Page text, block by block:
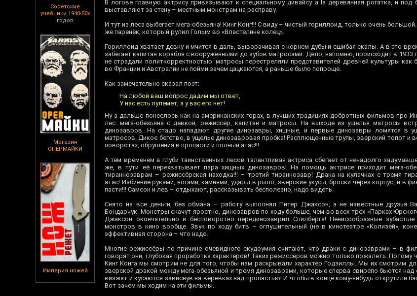
Советские
учебники 1940-50х
годов
Магазин
ОПЕРМАЙКИ
Империя ножей
В логове главную актрису привязывают к специальному дивайсу a la деревянная рогатка, и под
выставляют за стену – местным монстрам на расправу.
И тут из леса выбегает мега-обезьяна! Кинг Конг!!! С виду – чистый гориллоид, только очень
же паренёк, который рулил Голым во «Властелине колец».
Гориллоид хватает девку и мчится в даль, выворачивая с корнем дубы и сшибая скалы. А в это
забегает капитан корабля с вооружёнными до зубов матросами. Дело, напомню, происходит в 1933
не страдали политкорректностью: матросы перестреляли представителей древней культуры как
во Франции и Австралии не пойми зачем цацкаются, а раньше было попроще.
Как замечательно сказал поэт:
На любой ваш вопрос дадим мы ответ,
У нас есть пулемет, а у вас его нет!
Ну а дальше понеслось как на американских горах, в лучших традициях добротных фильмов про
лес: мега-обезьяна с девкой, режиссёр, капитан и матросы. На выходе из ущелья матросы
динозавров. На стадо нападают другие динозавры, хищные, и первые динозавры ломятся в
матросов. Дикое бегство, в ущелье динозавровая пробка! Расплющенные трупы, зверский топот и
поворотах, обрушения в пропасти и полный атас!!!
А тем временем в глуби таинственных лесов талантливая актриса сбегает от ненадолго
же, в пути её перехватывает пара хищных динозавров! На помощь актрисе приходит мега-
тираннозаврам – режиссёрская находка!!! – третий тираннозавр! Драка на кулачках с тремя
атас! Избиение руками, ногами, камнями, удары в рыло, зверские укусы, броски через корпус, и в
пасти!!! Самсон и лев – отдыхают, рассказывать бесполезно, надо видеть.
Снято на все деньги, без обмана – работу выполнял Питер Джаксон, а не известные друзья
Бондарчук. Монстры скачут яростно, динозавров по ходу больше, чем во всех трёх «Парках
Джаксон окончательно и бесповоротно перединозаврил Спилберга! Пенисообразные
монстров в кино вообще. Звук по ходу битв – оглушительный (не в кинотеатре «Колизей»,
эффективная сторона – что надо.
Многие режиссёры по причине очевидного скудоумия считают, что драки с динозаврами – в
говорят они, глубокая проработка характеров! Таких режиссёров можно только пожалеть. Потому
Кинг Конга мы смотрим не для того, чтобы нам раскрывали характер Годзиллы. Мы их смотрим
зверской дракой между мега-обезьяной и тремя динозаврами, которые сперва свирепо бьются
визжат и кусаются зависнув на верёвках над пропастью! И чтобы в конце кому-нибудь открутили
Вот зачем мы ходим на эти фильмы.